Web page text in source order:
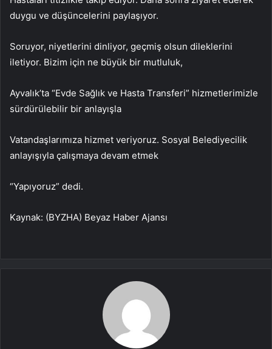
duygu ve düşüncelerini paylaşıyor.
Soruyor, niyetlerini dinliyor, geçmiş olsun dileklerini
iletiyor. Bizim için ne büyük bir mutluluk,
Ayvalık’ta “Evde Sağlık ve Hasta Transferi” hizmetlerimizle
sürdürülebilir bir anlayışla
Vatandaşlarımıza hizmet veriyoruz. Sosyal Belediyecilik
anlayışıyla çalışmaya devam etmek
“Yapıyoruz” dedi.
Kaynak: (BYZHA) Beyaz Haber Ajansı